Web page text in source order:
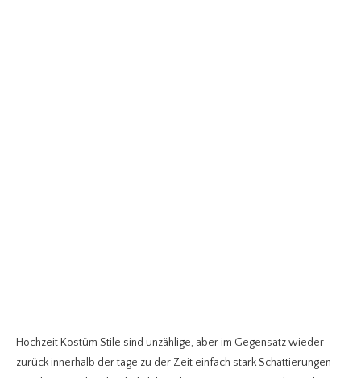
Hochzeit Kostüm Stile sind unzählige, aber im Gegensatz wieder
zurück innerhalb der tage zu der Zeit einfach stark Schattierungen